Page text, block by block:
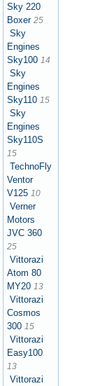
Sky 220
Boxer 25
Sky
Engines
Sky100 14
Sky
Engines
Sky110 15
Sky
Engines
Sky110S
15
TechnoFly
Ventor
V125 10
Verner
Motors
JVC 360
25
Vittorazi
Atom 80
MY20 13
Vittorazi
Cosmos
300 15
Vittorazi
Easy100
13
Vittorazi